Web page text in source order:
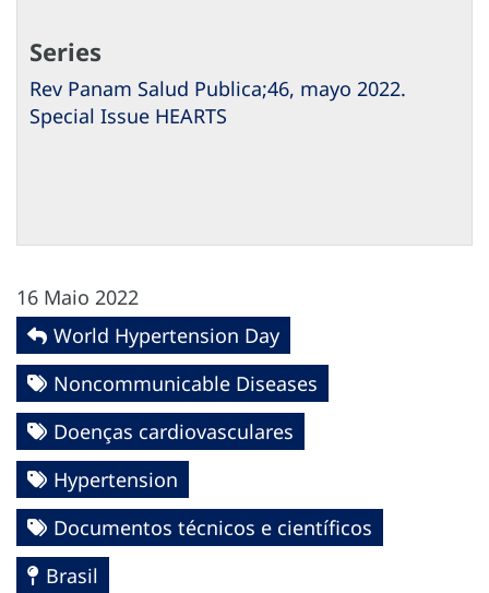
Series
Rev Panam Salud Publica;46, mayo 2022.
Special Issue HEARTS
16 Maio 2022
World Hypertension Day
Noncommunicable Diseases
Doenças cardiovasculares
Hypertension
Documentos técnicos e científicos
Brasil